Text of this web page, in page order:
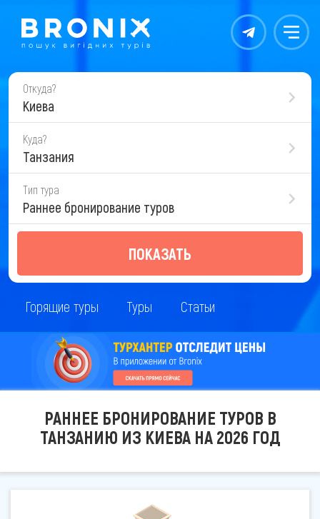
Контакты Меню
Откуда?
Киева
Куда?
Танзания
Тип тура
Раннее бронирование туров
ПОКАЗАТЬ
Горящие туры Туры Статьи
РАННЕЕ БРОНИРОВАНИЕ ТУРОВ В
ТАНЗАНИЮ ИЗ КИЕВА НА 2026 ГОД